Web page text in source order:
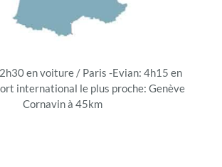
en voiture / Paris -Evian: 4h15 en
international le plus proche: Genève
Cornavin à 45km